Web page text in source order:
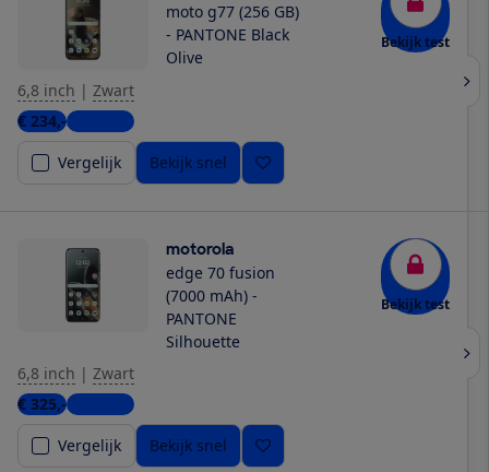
moto g77 (256 GB)
- PANTONE Black
Olive
Bekijk test
6,8 inch | Zwart
€ 234,-3 winkels
Vergelijk
Bekijk snel
motorola
edge 70 fusion
(7000 mAh) -
PANTONE
Silhouette
Bekijk test
6,8 inch | Zwart
€ 325,-3 winkels
Vergelijk
Bekijk snel